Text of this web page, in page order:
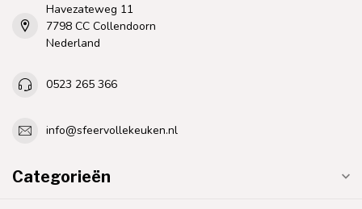
Havezateweg 11
7798 CC Collendoorn
Nederland
0523 265 366
info@sfeervollekeuken.nl
Categorieën